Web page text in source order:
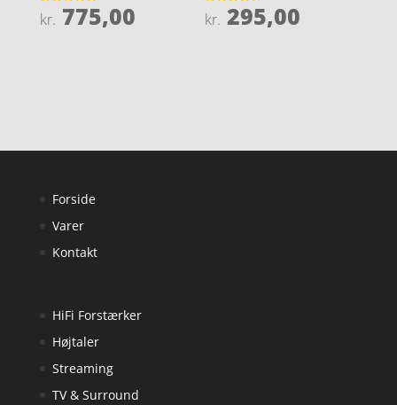
Vurderet
4.9
kr. 775,00
Vurderet
4.4
kr. 295,00
Forside
Varer
Kontakt
HiFi Forstærker
Højtaler
Streaming
TV & Surround